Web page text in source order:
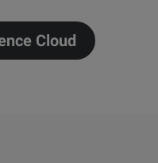
Cloud